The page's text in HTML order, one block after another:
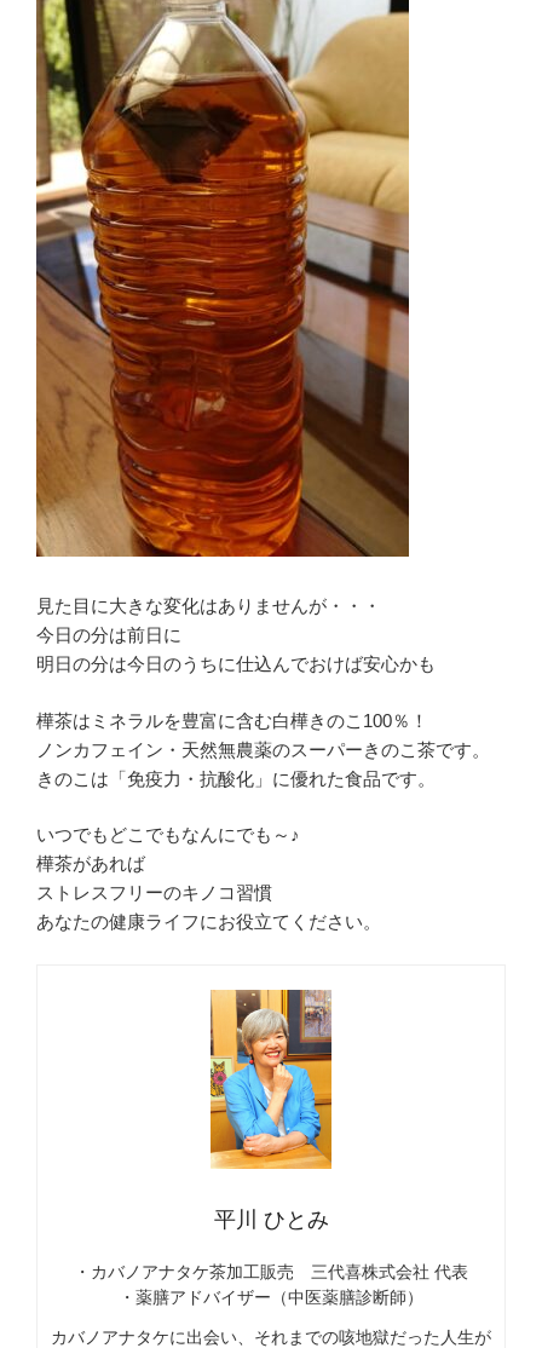
見た目に大きな変化はありませんが・・・
今日の分は前日に
明日の分は今日のうちに仕込んでおけば安心かも
樺茶はミネラルを豊富に含む白樺きのこ100％！
ノンカフェイン・天然無農薬のスーパーきのこ茶です。
きのこは「免疫力・抗酸化」に優れた食品です。
いつでもどこでもなんにでも～♪
樺茶があれば
ストレスフリーのキノコ習慣
あなたの健康ライフにお役立てください。
平川 ひとみ
・カバノアナタケ茶加工販売 三代喜株式会社 代表
・薬膳アドバイザー（中医薬膳診断師）
カバノアナタケに出会い、それまでの咳地獄だった人生が